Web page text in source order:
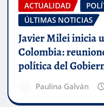
ACTUALIDAD
ÚLTIMAS NOTICIAS
Javier Milei inicia
Colombia:
política del
Paulina Galván